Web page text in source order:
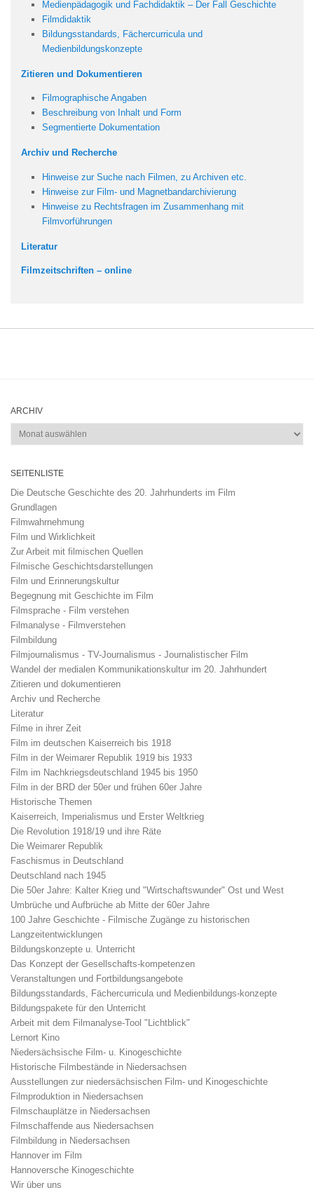
Medienpädagogik und Fachdidaktik – Der Fall Geschichte
Filmdidaktik
Bildungsstandards, Fächercurriculaund
Medienbildungskonzepte
Zitieren und Dokumentieren
Filmographische Angaben
Beschreibung von Inhalt und Form
Segmentierte Dokumentation
Archiv und Recherche
Hinweise zur Suche nach Filmen, zu Archiven etc.
Hinweise zur Film- und Magnetbandarchivierung
Hinweise zu Rechtsfragen im Zusammenhang mit
Filmvorführungen
Literatur
Filmzeitschriften – online
ARCHIV
Archiv
SEITENLISTE
Die Deutsche Geschichte des 20. Jahrhunderts im Film
Grundlagen
Filmwahrnehmung
Film und Wirklichkeit
Zur Arbeit mit filmischen Quellen
Filmische Geschichtsdarstellungen
Film und Erinnerungskultur
Begegnung mit Geschichte im Film
Filmsprache - Film verstehen
Filmanalyse - Filmverstehen
Filmbildung
Filmjournalismus - TV-Journalismus - Journalistischer Film
Wandel der medialen Kommunikationskultur im 20. Jahrhundert
Zitieren und dokumentieren
Archiv und Recherche
Literatur
Filme in ihrer Zeit
Film im deutschen Kaiserreich bis 1918
Film in der Weimarer Republik 1919 bis 1933
Film im Nachkriegsdeutschland 1945 bis 1950
Film in der BRD der 50er und frühen 60er Jahre
Historische Themen
Kaiserreich, Imperialismus und Erster Weltkrieg
Die Revolution 1918/19 und ihre Räte
Die Weimarer Republik
Faschismus in Deutschland
Deutschland nach 1945
Die 50er Jahre: Kalter Krieg und "Wirtschaftswunder" Ost und West
Umbrüche und Aufbrüche ab Mitte der 60er Jahre
100 Jahre Geschichte - Filmische Zugänge zu historischen
Langzeitentwicklungen
Bildungskonzepte u. Unterricht
Das Konzept der Gesellschafts-kompetenzen
Veranstaltungen und Fortbildungsangebote
Bildungsstandards, Fächercurricula und Medienbildungs-konzepte
Bildungspakete für den Unterricht
Arbeit mit dem Filmanalyse-Tool "Lichtblick"
Lernort Kino
Niedersächsische Film- u. Kinogeschichte
Historische Filmbestände in Niedersachsen
Ausstellungen zur niedersächsischen Film- und Kinogeschichte
Filmproduktion in Niedersachsen
Filmschauplätze in Niedersachsen
Filmschaffende aus Niedersachsen
Filmbildung in Niedersachsen
Hannover im Film
Hannoversche Kinogeschichte
Wir über uns